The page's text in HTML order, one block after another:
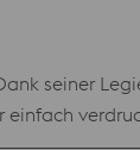
seiner